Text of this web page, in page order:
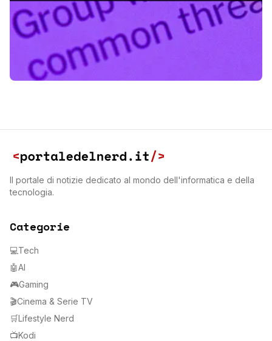
Il portale di notizie dedicato al mondo dell'informatica e della
tecnologia.
Categorie
💻Tech
🤖AI
🎮Gaming
🎬Cinema & Serie TV
🛒Lifestyle Nerd
📺Kodi